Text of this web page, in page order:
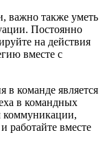
важно также уметь
Постоянно
на действия
вместе с
в команде является
в командных
коммуникации,
работайте вместе